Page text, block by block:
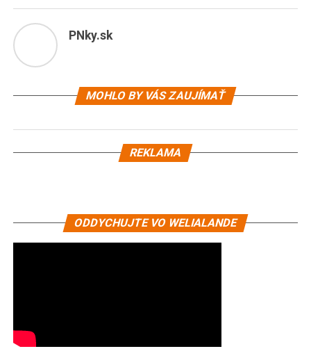
PNky.sk
MOHLO BY VÁS ZAUJÍMAŤ
REKLAMA
ODDYCHUJTE VO WELIALANDE